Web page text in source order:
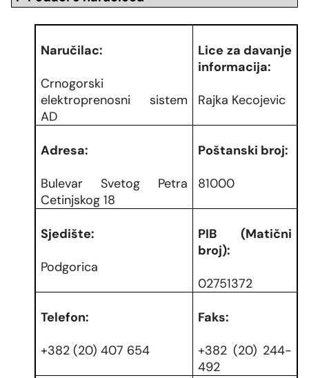
Naručilac:
Crnogorski
elektroprenosni sistem
AD
Lice za davanje
informacija:
Rajka Kecojevic
Adresa:
Bulevar Svetog Petra
Cetinjskog 18
Poštanski broj:
81000
Sjedište:
Podgorica
PIB (Matični
broj):
02751372
Telefon:
+382 (20) 407 654
Faks:
+382 (20) 244-
492